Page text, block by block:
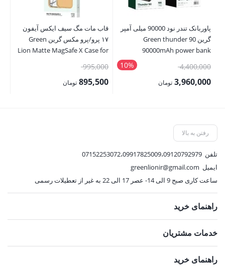
پاوربانک تندر نود 90000 میلی آمپر
گرین Green thunder 90
90000mAh power bank
10% 4,400,000قیمت
اصلی:3,960,000 تومان
3,960,000 تومان.
قاب مات مگ سیف ایکس آیفون
۱۷ پرو/پرو مکس گرین Green
Lion Matte MagSafe X Case for
995,000قیمت
اصلی:895,500 تومان
رفتن به بالا
تلفن 07152253072،09917825009،09120792979
ایمیل greenlionir@gmail.com
ساعت کاری صبح 9 الی 14- عصر 17 الی 22 به غیر از تعطیلات رسمی
راهنمای خرید
خدمات مشتریان
راهنمای خرید